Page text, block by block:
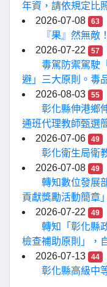
年資，請依規定比
2026-07-08
63
『果』然無敵
2026-07-22
57
毒駕防禦駕駛
避」三大原則。毒
2026-08-03
55
彰化縣伸港鄉
通班代理教師甄選
2026-07-06
49
彰化衛生局衛
2026-07-08
49
轉知數位發展
貢獻獎勵活動簡章
2026-07-22
49
轉知「彰化縣
檢查補助原則」，
2026-07-13
44
彰化縣高級中